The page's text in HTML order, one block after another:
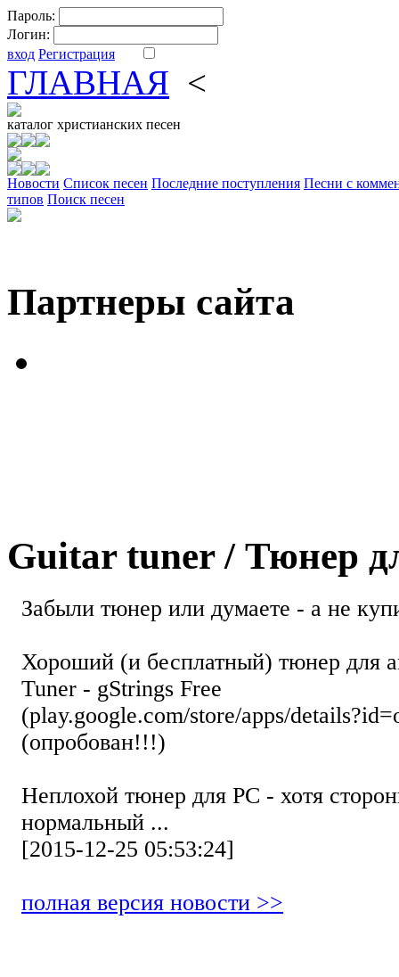
Пароль:
Логин:
вход Регистрация
ГЛАВНАЯ <
каталог христианских песен
Новости Cписок песен Последние поступления Песни с
типов Поиск песен
Партнеры сайта
Guitar tuner / Тюнер
Забыли тюнер или думаете - а не
Хороший (и бесплатный) тюнер для
Tuner - gStrings Free
(play.google.com/store/apps/
(опробован!!!)
Неплохой тюнер для РС - хотя
нормальный ...
[2015-12-25 05:53:24]
полная версия новости >>